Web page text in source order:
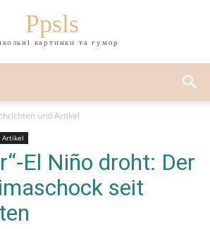
Ppsls
картинки та гумор
und Artikel
Artikel
El Niño droht: Der
seit